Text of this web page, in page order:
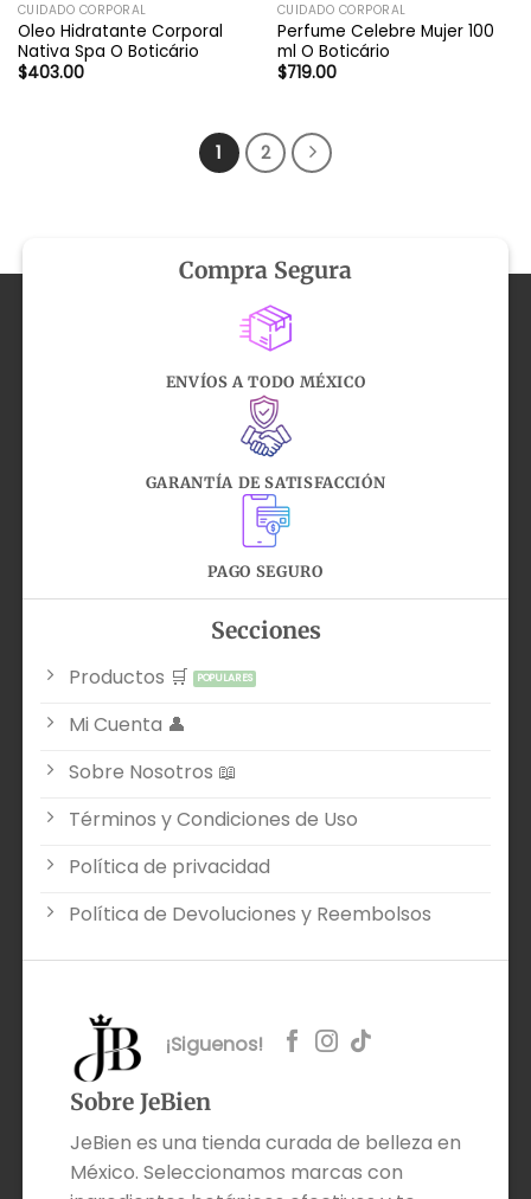
CUIDADO CORPORAL
Oleo Hidratante Corporal
Nativa Spa O Boticário
$403.00
CUIDADO CORPORAL
Perfume Celebre Mujer 100
ml O Boticário
$719.00
1 2
Compra Segura
ENVÍOS A TODO MÉXICO
GARANTÍA DE SATISFACCIÓN
PAGO SEGURO
Secciones
Productos 🛒
Mi Cuenta 👤
Sobre Nosotros 📖
Términos y Condiciones de Uso
Política de privacidad
Política de Devoluciones y Reembolsos
¡Siguenos!
Sobre JeBien
JeBien es una tienda curada de belleza en
México. Seleccionamos marcas con